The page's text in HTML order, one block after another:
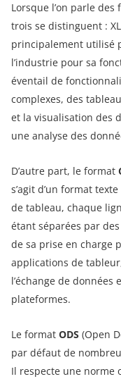
Lorsque l’on parle
trois se distinguent :
principalement utilisé
l’industrie pour sa
éventail de
complexes, des
et la visualisation des
une analyse des
D’autre part, le format
s’agit d’un format
de tableau, chaque
étant séparées par
de sa prise en charge
applications de
l’échange de
plateformes.
Le format ODS (Open
par défaut de
Il respecte une norme